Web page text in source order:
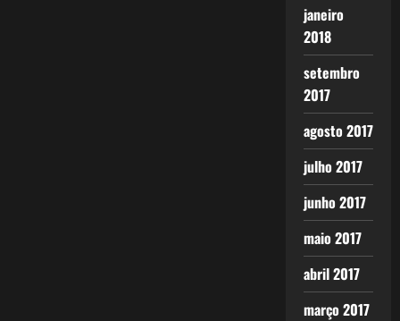
janeiro
2018
setembro
2017
agosto 2017
julho 2017
junho 2017
maio 2017
abril 2017
março 2017